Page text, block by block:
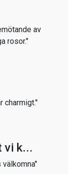
av
rosor."
charmigt."
vi k...